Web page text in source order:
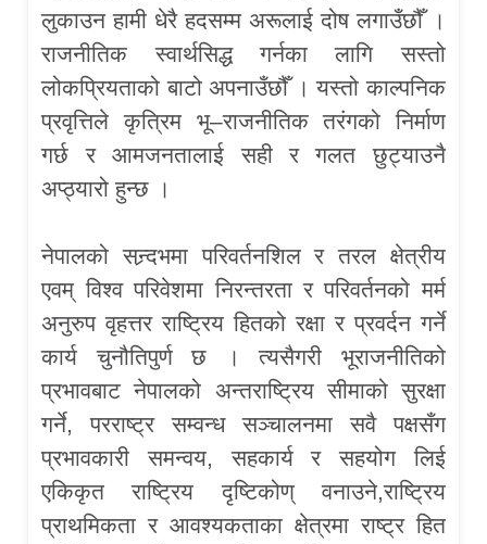
लुकाउन हामी धेरै हदसम्म अरूलाई दोष लगाउँछौँ ।
राजनीतिक स्वार्थसिद्ध गर्नका लागि सस्तो
लोकप्रियताको बाटो अपनाउँछौँ । यस्तो काल्पनिक
प्रवृत्तिले कृत्रिम भू–राजनीतिक तरंगको निर्माण
गर्छ र आमजनतालाई सही र गलत छुट्याउनै
अप्ठ्यारो हुन्छ ।
नेपालको सन्र्दभमा परिवर्तनशिल र तरल क्षेत्रीय
एवम् विश्व परिवेशमा निरन्तरता र परिवर्तनको मर्म
अनुरुप वृहत्तर राष्ट्रिय हितको रक्षा र प्रवर्दन गर्ने
कार्य चुनौतिपुर्ण छ । त्यसैगरी भूराजनीतिको
प्रभावबाट नेपालको अन्तराष्ट्रिय सीमाको सुरक्षा
गर्ने, परराष्ट्र सम्वन्ध सञ्चालनमा सवै पक्षसँग
प्रभावकारी समन्वय, सहकार्य र सहयोग लिई
एकिकृत राष्ट्रिय दृष्टिकोण् वनाउने,राष्ट्रिय
प्राथमिकता र आवश्यकताका क्षेत्रमा राष्ट्र हित